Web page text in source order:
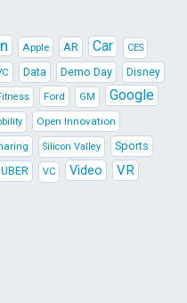
Apple AR Car CES
Data Demo Day
Disney
Ford GM Google
Open Innovation
Silicon Valley Sports
UBER VC Video VR